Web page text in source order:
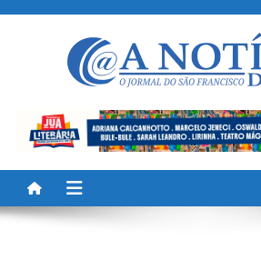
A Noticia Do Vale